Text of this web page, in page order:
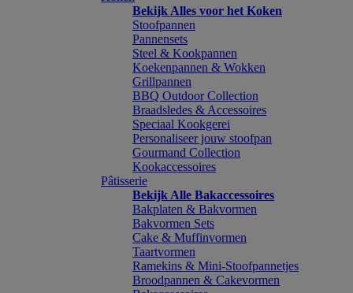
Bekijk Alles voor het Koken
Stoofpannen
Pannensets
Steel & Kookpannen
Koekenpannen & Wokken
Grillpannen
BBQ Outdoor Collection
Braadsledes & Accessoires
Speciaal Kookgerei
Personaliseer jouw stoofpan
Gourmand Collection
Kookaccessoires
Pâtisserie
Bekijk Alle Bakaccessoires
Bakplaten & Bakvormen
Bakvormen Sets
Cake & Muffinvormen
Taartvormen
Ramekins & Mini-Stoofpannetjes
Broodpannen & Cakevormen